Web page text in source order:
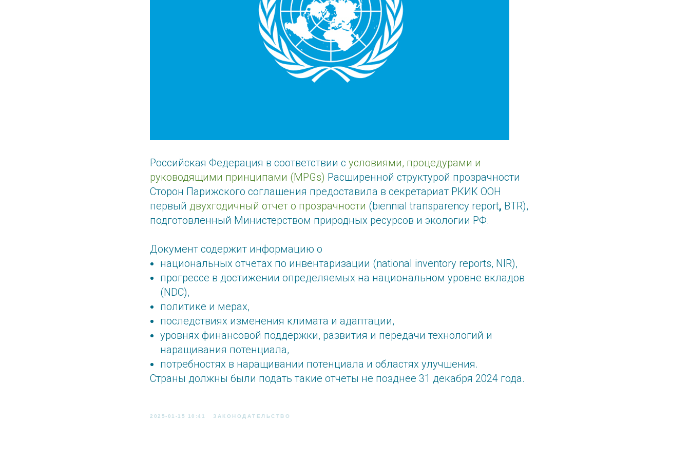
Российская Федерация в соответствии с условиями, процедурами и
руководящими принципами (MPGs) Расширенной структурой прозрачности
Сторон Парижского соглашения предоставила в секретариат РКИК ООН
первый двухгодичный отчет о прозрачности (biennial transparency report, BTR),
подготовленный Министерством природных ресурсов и экологии РФ.
Документ содержит информацию о
национальных отчетах по инвентаризации (national inventory reports, NIR),
прогрессе в достижении определяемых на национальном уровне вкладов
(NDC),
политике и мерах,
последствиях изменения климата и адаптации,
уровнях финансовой поддержки, развития и передачи технологий и
наращивания потенциала,
потребностях в наращивании потенциала и областях улучшения.
Страны должны были подать такие отчеты не позднее 31 декабря 2024 года.
2025-01-15 10:41 ЗАКОНОДАТЕЛЬСТВО